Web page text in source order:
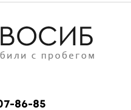
86-85